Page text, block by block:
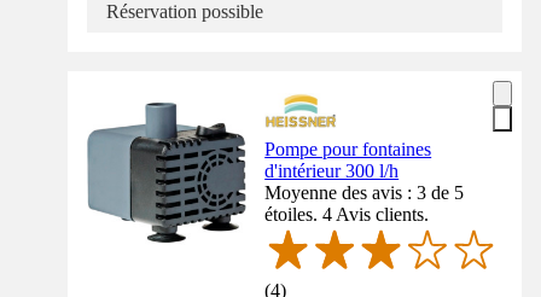
Réservation possible
Pompe pour fontaines
d'intérieur 300 l/h
Moyenne des avis : 3 de 5
étoiles. 4 Avis clients.
(4)